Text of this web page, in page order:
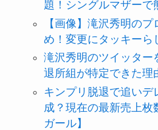
題！シングルマザーで
【画像】滝沢秀明の
め！変更にタッキーら
滝沢秀明のツイッター
退所組が特定できた理
キンプリ脱退で追いデ
成？現在の最新売上枚
ガール】